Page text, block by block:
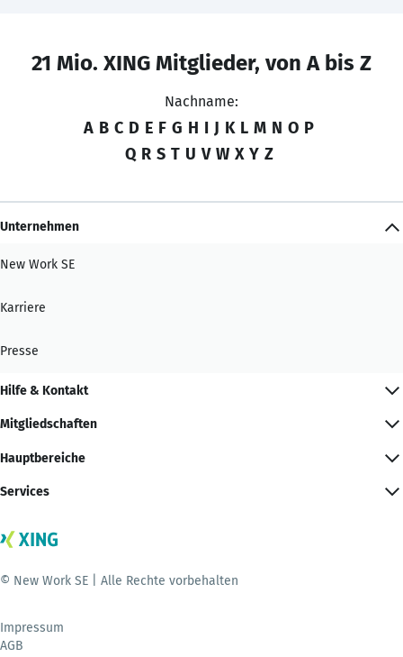
21 Mio. XING Mitglieder, von A bis Z
Nachname:
A B C D E F G H I J K L M N O P
Q R S T U V W X Y Z
Unternehmen
New Work SE
Karriere
Presse
Hilfe & Kontakt
Mitgliedschaften
Hauptbereiche
Services
© New Work SE | Alle Rechte vorbehalten
Impressum
AGB